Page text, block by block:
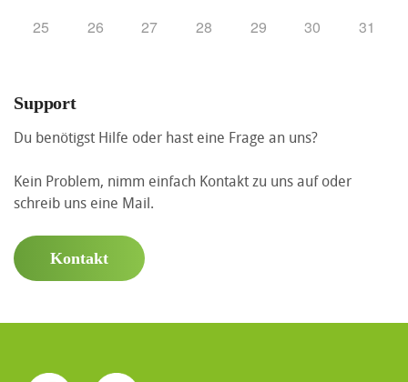
25 26 27 28 29 30 31
Support
Du benötigst Hilfe oder hast eine Frage an uns?
Kein Problem, nimm einfach Kontakt zu uns auf oder
schreib uns eine Mail.
Kontakt